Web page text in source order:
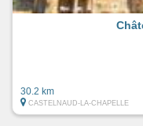
30.2 km
CASTELNAUD-LA-CHAPELLE